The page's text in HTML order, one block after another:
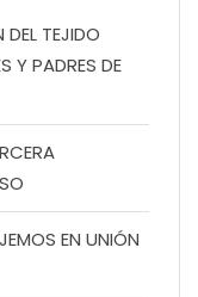
TEJIDO
Y PADRES DE
EN UNIÓN